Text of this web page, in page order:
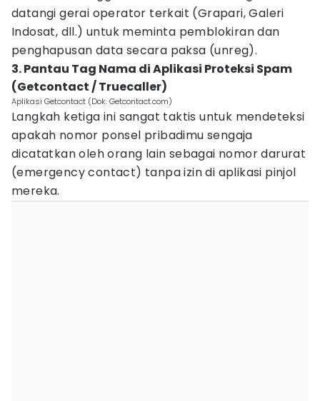
datangi gerai operator terkait (Grapari, Galeri
Indosat, dll.) untuk meminta pemblokiran dan
penghapusan data secara paksa (unreg).
3. Pantau Tag Nama di Aplikasi Proteksi Spam
(Getcontact / Truecaller)
Aplikasi Getcontact (Dok. Getcontact.com)
Langkah ketiga ini sangat taktis untuk mendeteksi
apakah nomor ponsel pribadimu sengaja
dicatatkan oleh orang lain sebagai nomor darurat
(emergency contact) tanpa izin di aplikasi pinjol
mereka.